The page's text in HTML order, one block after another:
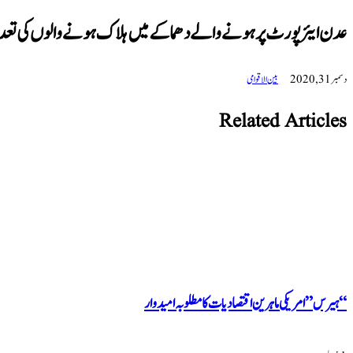
عدن ایئرپورٹ پر ہونے والے دھماکے میں ہلاک ہونے والوں کی تعداد 26 تک پہونچ
دسمبر 31, 2020 بین الاقوامی
Related Articles
“ہیرس” امریکی ماہرین اقتصادیات کا مطلوبہ امیدوار